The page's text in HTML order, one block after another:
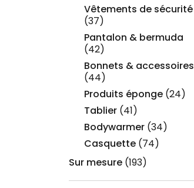
Vêtements de sécurité
(37)
Pantalon & bermuda
(42)
Bonnets & accessoires
(44)
Produits éponge (24)
Tablier (41)
Bodywarmer (34)
Casquette (74)
Sur mesure (193)